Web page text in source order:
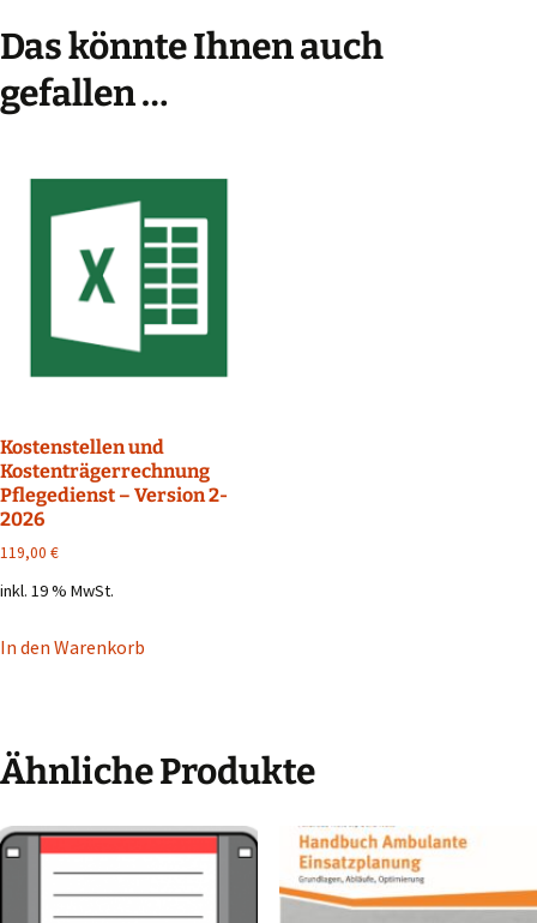
Das könnte Ihnen auch
gefallen …
Kostenstellen und
Kostenträgerrechnung
Pflegedienst – Version 2-
2026
119,00 €
inkl. 19 % MwSt.
In den Warenkorb
Ähnliche Produkte